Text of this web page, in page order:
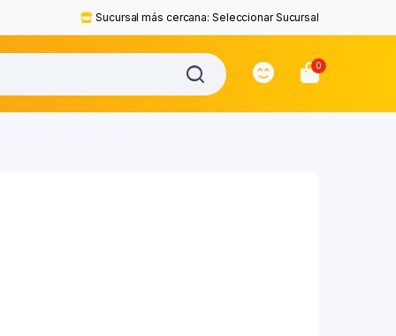
Sucursal más cercana: Seleccionar Sucursal
0